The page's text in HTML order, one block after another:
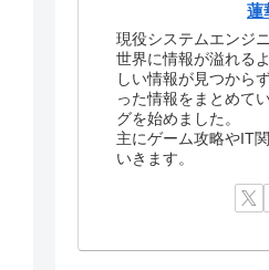
蓮
現役システムエンジニ
世界に情報が溢れる
しい情報が見つから
った情報をまとめて
グを始めました。
主にゲーム攻略やIT
いきます。